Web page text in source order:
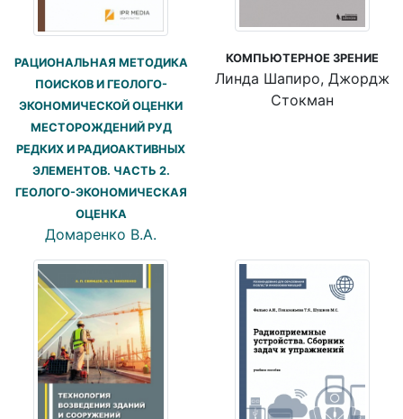
РАЦИОНАЛЬНАЯ МЕТОДИКА
ПОИСКОВ И ГЕОЛОГО-
ЭКОНОМИЧЕСКОЙ ОЦЕНКИ
МЕСТОРОЖДЕНИЙ РУД
РЕДКИХ И РАДИОАКТИВНЫХ
ЭЛЕМЕНТОВ. ЧАСТЬ 2.
ГЕОЛОГО-ЭКОНОМИЧЕСКАЯ
ОЦЕНКА
Домаренко В.А.
КОМПЬЮТЕРНОЕ ЗРЕНИЕ
Линда Шапиро, Джордж
Стокман